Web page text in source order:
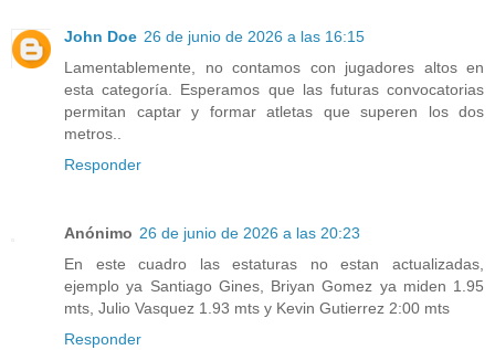
John Doe 26 de junio de 2026 a las 16:15
Lamentablemente, no contamos con jugadores altos en
esta categoría. Esperamos que las futuras convocatorias
permitan captar y formar atletas que superen los dos
metros..
Responder
Anónimo 26 de junio de 2026 a las 20:23
En este cuadro las estaturas no estan actualizadas,
ejemplo ya Santiago Gines, Briyan Gomez ya miden 1.95
mts, Julio Vasquez 1.93 mts y Kevin Gutierrez 2:00 mts
Responder